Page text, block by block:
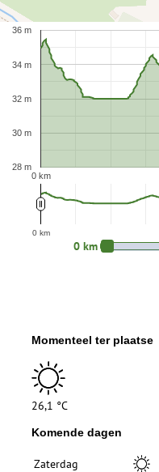
0 km
28 m
30 m
32 m
34 m
36 m
0 km
0 km
Momenteel ter plaatse
26,1 °C
Komende dagen
Zaterdag